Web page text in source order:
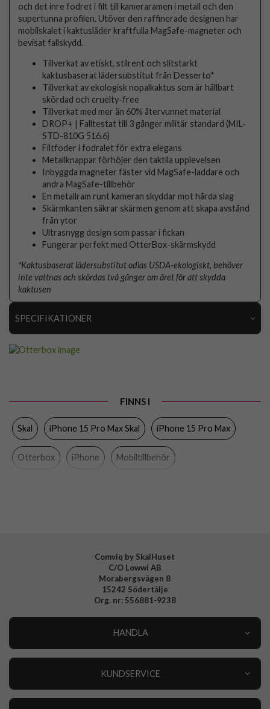
och det inre fodret i filt till kameraramen i metall och den
supertunna profilen. Utöver den raffinerade designen har
mobilskalet i kaktusläder kraftfulla MagSafe-magneter och
bevisat fallskydd.
Tillverkat av etiskt, stilrent och slitstarkt
kaktusbaserat lädersubstitut från Desserto*
Tillverkat av ekologisk nopalkaktus som är hållbart
skördad och cruelty-free
Tillverkat med mer än 60% återvunnet material
DROP+ | Falltestat till 3 gånger militär standard (MIL-
STD-810G 516.6)
Filtfoder i fodralet för extra elegans
Metallknappar förhöjer den taktila upplevelsen
Inbyggda magneter fäster vid MagSafe-laddare och
andra MagSafe-tillbehör
En metallram runt kameran skyddar mot hårda slag
Skärmkanten säkrar skärmen genom att skapa avstånd
från ytor
Ultrasnygg design som passar i fickan
Fungerar perfekt med OtterBox-skärmskydd
*Kaktusbaserat lädersubstitut odlas USDA-ekologiskt, behöver
inte vattnas och skördas två gånger om året för att skydda
kaktusen
SPECIFIKATIONER
Färg Svart
Material Hårdplast (PC), Konstläder, PU (Polyuretan)
FINNS I
Skal iPhone 15 Pro Max Skal iPhone 15 Pro Max
Otterbox iPhone Mobiltillbehör
Comviq by SkalHuset
C/O Lowwi AB
Morabergsvägen 8
15242 Södertälje
Org. nr: 556881-9238
HANDLA
KUNDSERVICE